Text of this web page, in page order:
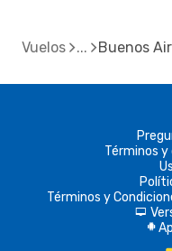
Vuelos Buenos
Términos
Términos y
d
A